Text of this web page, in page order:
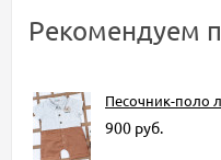
Рекомендуем
Песочник-поло
900 руб.